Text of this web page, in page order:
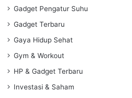
Gadget Pengatur Suhu
Gadget Terbaru
Gaya Hidup Sehat
Gym & Workout
HP & Gadget Terbaru
Investasi & Saham